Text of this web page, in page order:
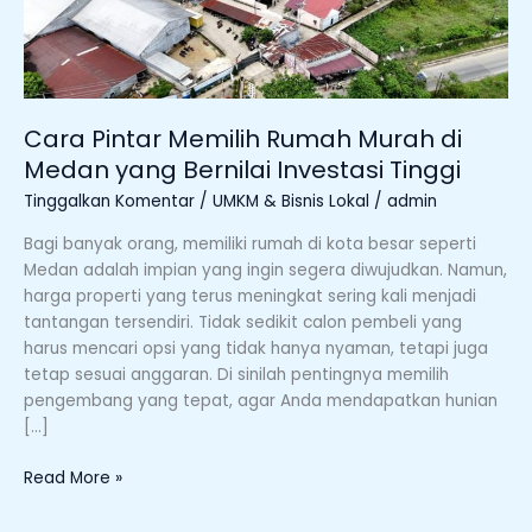
Cara Pintar Memilih Rumah Murah di
Medan yang Bernilai Investasi Tinggi
Tinggalkan Komentar / UMKM & Bisnis Lokal / admin
Bagi banyak orang, memiliki rumah di kota besar seperti
Medan adalah impian yang ingin segera diwujudkan. Namun,
harga properti yang terus meningkat sering kali menjadi
tantangan tersendiri. Tidak sedikit calon pembeli yang
harus mencari opsi yang tidak hanya nyaman, tetapi juga
tetap sesuai anggaran. Di sinilah pentingnya memilih
pengembang yang tepat, agar Anda mendapatkan hunian
[…]
yang
Bernilai
Investasi
Tinggi
Read More »